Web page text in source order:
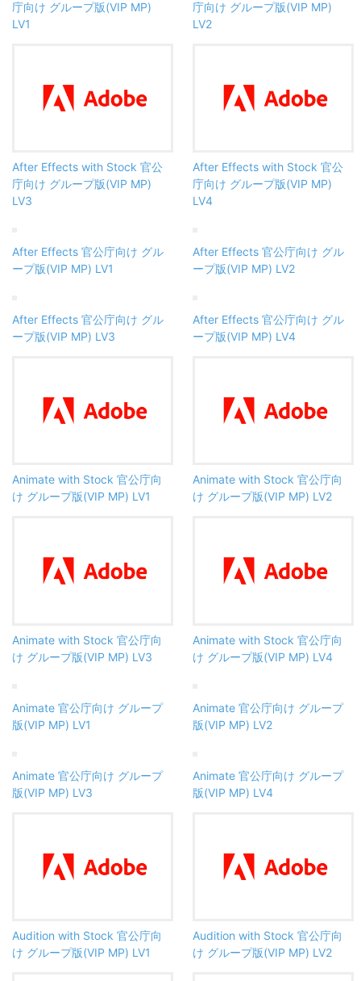
庁向け グループ版(VIP MP)
LV1
庁向け グループ版(VIP MP)
LV2
After Effects with Stock 官公
庁向け グループ版(VIP MP)
LV3
After Effects with Stock 官公
庁向け グループ版(VIP MP)
LV4
After Effects 官公庁向け グル
ープ版(VIP MP) LV1
After Effects 官公庁向け グル
ープ版(VIP MP) LV2
After Effects 官公庁向け グル
ープ版(VIP MP) LV3
After Effects 官公庁向け グル
ープ版(VIP MP) LV4
Animate with Stock 官公庁向
け グループ版(VIP MP) LV1
Animate with Stock 官公庁向
け グループ版(VIP MP) LV2
Animate with Stock 官公庁向
け グループ版(VIP MP) LV3
Animate with Stock 官公庁向
け グループ版(VIP MP) LV4
Animate 官公庁向け グループ
版(VIP MP) LV1
Animate 官公庁向け グループ
版(VIP MP) LV2
Animate 官公庁向け グループ
版(VIP MP) LV3
Animate 官公庁向け グループ
版(VIP MP) LV4
Audition with Stock 官公庁向
け グループ版(VIP MP) LV1
Audition with Stock 官公庁向
け グループ版(VIP MP) LV2